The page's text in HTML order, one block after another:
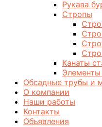
Рукава
Стропы
Канаты
Элементы
Обсадные трубы и
О компании
Наши работы
Контакты
Объявления